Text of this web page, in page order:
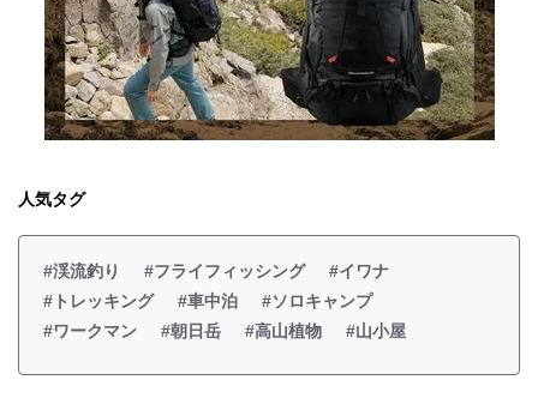
人気タグ
#渓流釣り #フライフィッシング
#イワナ
#トレッキング
#車中泊
#ソロキャンプ
#ワークマン
#朝日岳 #高山植物 #山小屋